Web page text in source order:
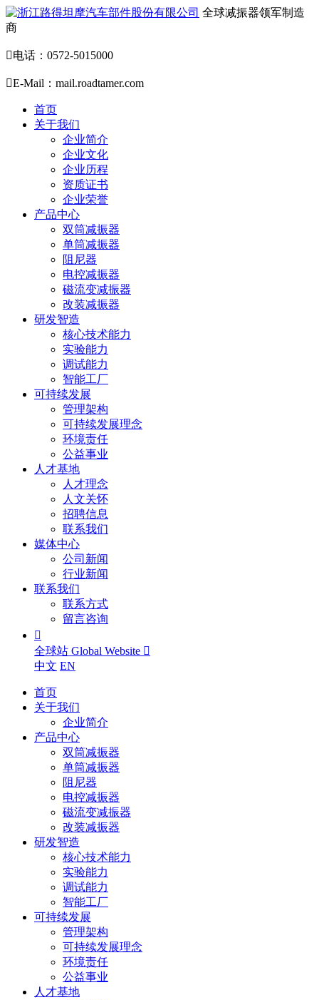
全球减振器领军制造
商
电话：0572-5015000
E-Mail：mail.roadtamer.com
首页
关于我们
企业简介
企业文化
企业历程
资质证书
企业荣誉
产品中心
双筒减振器
单筒减振器
阻尼器
电控减振器
磁流变减振器
改装减振器
研发智造
核心技术能力
实验能力
调试能力
智能工厂
可持续发展
管理架构
可持续发展理念
环境责任
公益事业
人才基地
人才理念
人文关怀
招聘信息
联系我们
媒体中心
公司新闻
行业新闻
联系我们
联系方式
留言咨询

全球站 Global Website 
中文 EN
首页
关于我们
企业简介
产品中心
双筒减振器
单筒减振器
阻尼器
电控减振器
磁流变减振器
改装减振器
研发智造
核心技术能力
实验能力
调试能力
智能工厂
可持续发展
管理架构
可持续发展理念
环境责任
公益事业
人才基地